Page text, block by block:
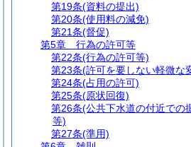
第19条(資料の提出)
第20条(使用料の減免)
第21条(督促)
第5章
行為の許可等
第22条(行為の許可等)
第23条(許可を要しない軽微な
第24条(占用の許可)
第25条(原状回復)
第26条(公共下水道の付近での
等)
第27条(準用)